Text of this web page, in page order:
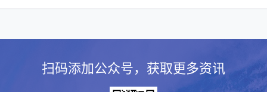
扫码添加公众号，获取更多资讯